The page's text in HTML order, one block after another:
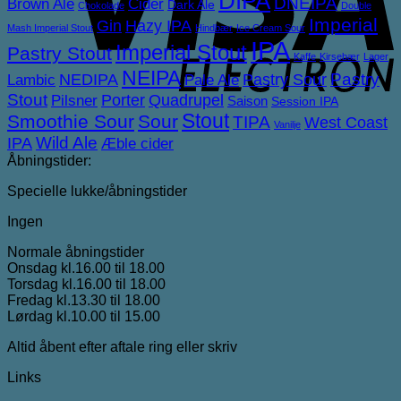
Brown Ale Chokolade Cider Dark Ale Double
Mash Imperial Stout Gin Hazy IPA Hindbær Ice Cream Sour Imperial
Pastry StoutImperial StoutIPA Kaffe Kirsebær Lager
Lambic NEDIPA NEIPA Pale Ale Pastry SourPastry
Stout Pilsner Porter Quadrupel Saison Session IPA
Smoothie Sour Sour StoutTIPA Vanilje West Coast
IPAWild Ale Æble cider
Åbningstider:
Specielle lukke/åbningstider
Ingen
Normale åbningstider
Onsdag kl.16.00 til 18.00
Torsdag kl.16.00 til 18.00
Fredag kl.13.30 til 18.00
Lørdag kl.10.00 til 15.00
Altid åbent efter aftale ring eller skriv
Links